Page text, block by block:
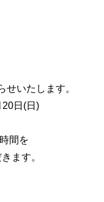
いたします。
日(日)
間を
ます。